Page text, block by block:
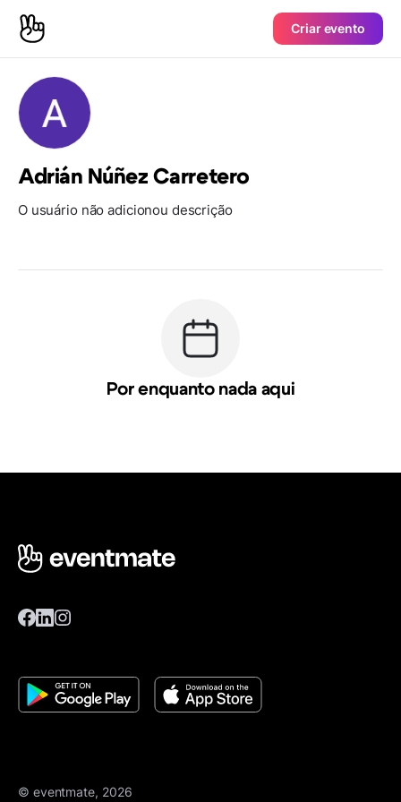
Criar evento
Adrián Núñez Carretero
O usuário não adicionou descrição
Por enquanto nada aqui
© eventmate, 2026